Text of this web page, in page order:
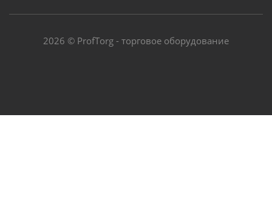
2026 © ProfTorg - торговое оборудование